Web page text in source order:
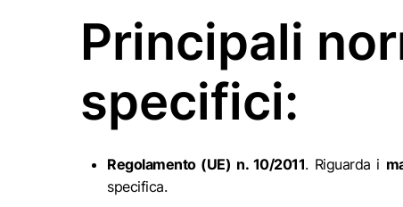
Principali
specifici:
Regolamento (UE) n. 10/2011. Riguarda i
specifica.